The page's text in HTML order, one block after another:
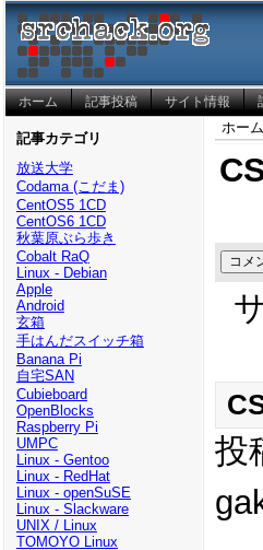
ホーム 記事投稿 サイト情報
記事カテゴリ
放送大学
Codama (こだま)
CentOS5 1CD
CentOS6 1CD
秋葉原ぶら歩き
Cobalt RaQ
Linux - Debian
Apple
Android
玄箱
手はんだスイッチ箱
Banana Pi
自宅SAN
Cubieboard
OpenBlocks
Raspberry Pi
UMPC
Linux - Gentoo
Linux - RedHat
Linux - openSuSE
Linux - Slackware
UNIX / Linux
TOMOYO Linux
ホーム
投